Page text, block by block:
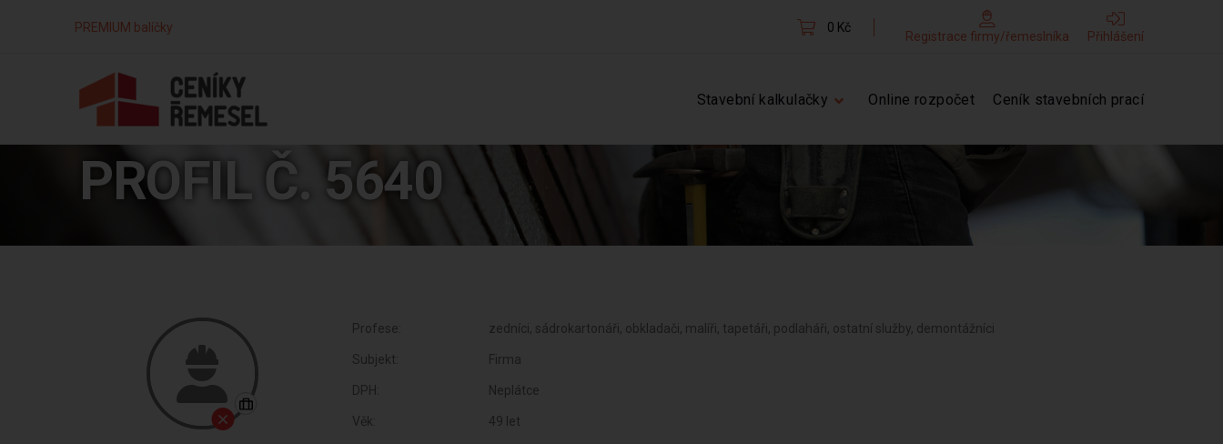
PREMIUM balíčky 0 Kč
Registrace firmy/řemeslníka Přihlášení
Stavební kalkulačky Online rozpočet Ceník stavebních prací
PROFIL Č. 5640
Profese: zedníci, sádrokartonáři, obkladači, malíři, tapetáři, podlaháři, ostatní služby, demontážníci
Subjekt: Firma
DPH: Neplátce
Věk: 49 let